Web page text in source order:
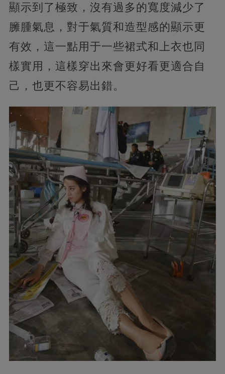
顯示到了極致，沒有過多的寬度減少了
臃腫氣息，對于氣質和造型感的顯示更
有效，這一點用于一些裙式和上衣也同
樣實用，這樣穿出來會更好看更適合自
己，也更不容易出錯。